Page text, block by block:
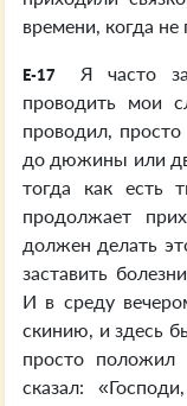
времени, когда
E-17
Я часто
проводить мои
проводил,
до дюжины или
тогда как есть
продолжает
должен делать
заставить
И в среду
скинию, и здесь
просто
сказал: